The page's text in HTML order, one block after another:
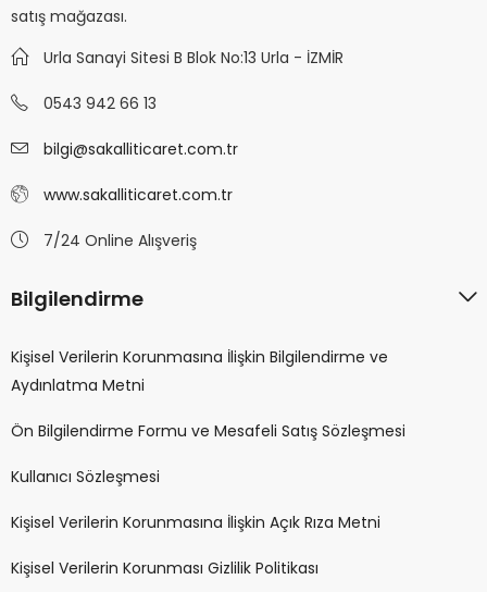
satış mağazası.
Urla Sanayi Sitesi B Blok No:13 Urla - İZMİR
0543 942 66 13
bilgi@sakalliticaret.com.tr
www.sakalliticaret.com.tr
7/24 Online Alışveriş
Bilgilendirme
Kişisel Verilerin Korunmasına İlişkin Bilgilendirme ve
Aydınlatma Metni
Ön Bilgilendirme Formu ve Mesafeli Satış Sözleşmesi
Kullanıcı Sözleşmesi
Kişisel Verilerin Korunmasına İlişkin Açık Rıza Metni
Kişisel Verilerin Korunması Gizlilik Politikası